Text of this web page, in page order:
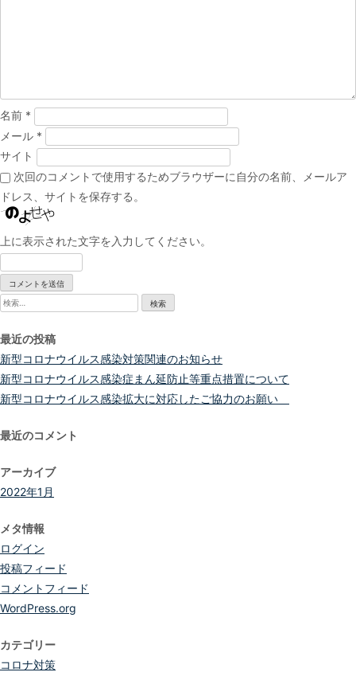
名前 *
メール *
サイト
次回のコメントで使用するためブラウザーに自分の名前、メールア
ドレス、サイトを保存する。
上に表示された文字を入力してください。
検
最近の投稿
新型コロナウイルス感染対策関連のお知らせ
新型コロナウイルス感染症まん延防止等重点措置について
新型コロナウイルス感染拡大に対応したご協力のお願い
最近のコメント
アーカイブ
2022年1月
メタ情報
ログイン
投稿フィード
コメントフィード
WordPress.org
カテゴリー
コロナ対策